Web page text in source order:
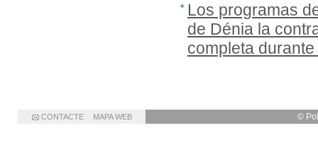
Los programas
de Dénia la
completa
©
CONTACTE MAPA WEB